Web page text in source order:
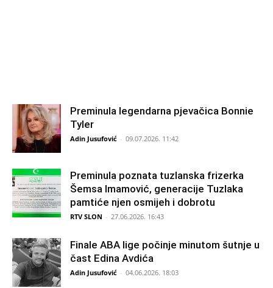
Preminula legendarna pjevačica Bonnie
Tyler
Adin Jusufović - 09.07.2026. 11:42
Preminula poznata tuzlanska frizerka
Šemsa Imamović, generacije Tuzlaka
pamtiće njen osmijeh i dobrotu
RTV SLON - 27.06.2026. 16:43
Finale ABA lige počinje minutom šutnje u
čast Edina Avdića
Adin Jusufović - 04.06.2026. 18:03